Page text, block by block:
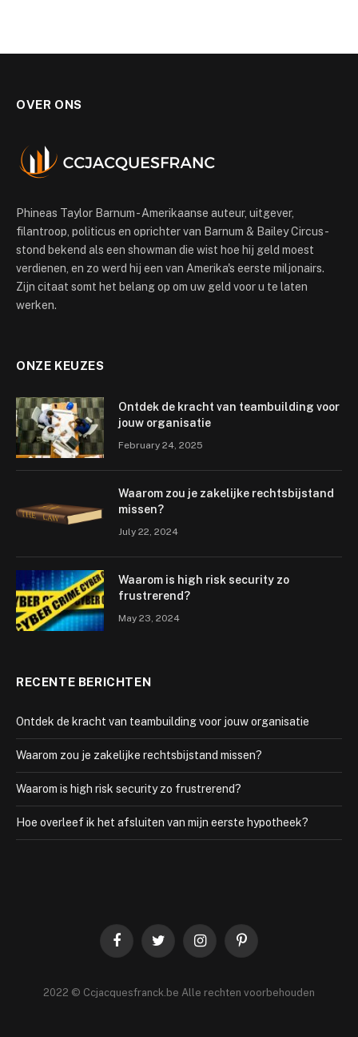
OVER ONS
Phineas Taylor Barnum - Amerikaanse auteur, uitgever,
filantroop, politicus en oprichter van Barnum & Bailey Circus -
stond bekend als een showman die wist hoe hij geld moest
verdienen, en zo werd hij een van Amerika's eerste miljonairs.
Zijn citaat somt het belang op om uw geld voor u te laten
werken.
ONZE KEUZES
Ontdek de kracht van teambuilding voor
jouw organisatie
February 24, 2025
Waarom zou je zakelijke rechtsbijstand
missen?
July 22, 2024
Waarom is high risk security zo
frustrerend?
May 23, 2024
RECENTE BERICHTEN
Ontdek de kracht van teambuilding voor jouw organisatie
Waarom zou je zakelijke rechtsbijstand missen?
Waarom is high risk security zo frustrerend?
Hoe overleef ik het afsluiten van mijn eerste hypotheek?
FacebookTwitter InstagramPinterest
2022 © Ccjacquesfranck.be Alle rechten voorbehouden